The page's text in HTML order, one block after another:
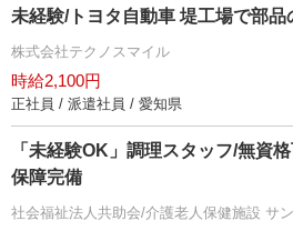
未経験/トヨタ自動車 堤工場で部
株式会社テクノスマイル
時給2,100円
正社員 / 派遣社員 / 愛知県
「未経験OK」調理スタッフ/無資
保障完備
社会福祉法人共助会/介護老人保健施設 サ